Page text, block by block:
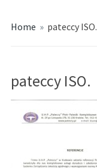
Home » pateccy ISO.
pateccy ISO.